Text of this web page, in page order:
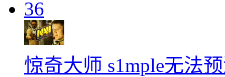
36
惊奇大师 s1mple无法